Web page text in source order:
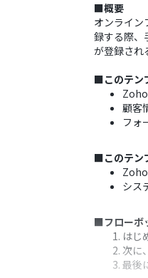
■概要
オンライ
録する際、
が登録され
■このテン
顧客
フォ
■このテン
シス
■フローボ
はじ
次に
最後